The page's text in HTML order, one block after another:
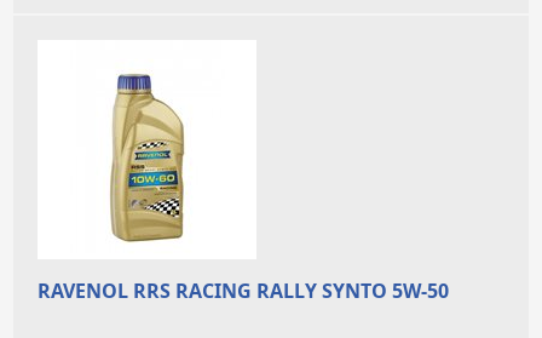
RAVENOL RRS RACING RALLY SYNTO 5W-50